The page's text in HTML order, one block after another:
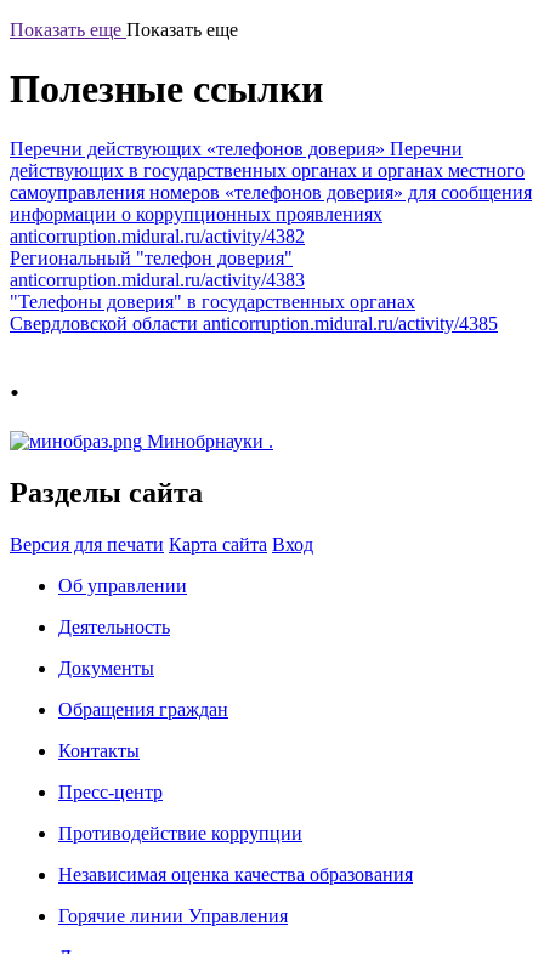
Показать еще Показать еще
Полезные ссылки
Перечни действующих «телефонов доверия» Перечни
действующих в государственных органах и органах местного
самоуправления номеров «телефонов доверия» для сообщения
информации о коррупционных проявлениях
anticorruption.midural.ru/activity/4382
Региональный "телефон доверия"
anticorruption.midural.ru/activity/4383
"Телефоны доверия" в государственных органах
Свердловской области anticorruption.midural.ru/activity/4385
.
Минобрнауки .
Разделы сайта
Версия для печати Карта сайта Вход
Об управлении
Деятельность
Документы
Обращения граждан
Контакты
Пресс-центр
Противодействие коррупции
Независимая оценка качества образования
Горячие линии Управления